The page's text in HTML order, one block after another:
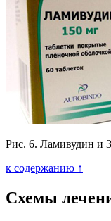
Рис. 6. Ламивудин и
к содержанию ↑
Схемы